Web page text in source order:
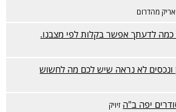
אריק מהדרום
כמה לדעתך אפשר בקלות לפי מצבנו.
ונכסים לא נראה שיש לכם מה לחשוש
יפה ב"ה זיויק